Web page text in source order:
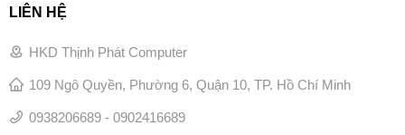
LIÊN HỆ
HKD Thịnh Phát Computer
109 Ngô Quyền, Phường 6, Quận 10, TP. Hồ Chí Minh
0938206689 - 0902416689